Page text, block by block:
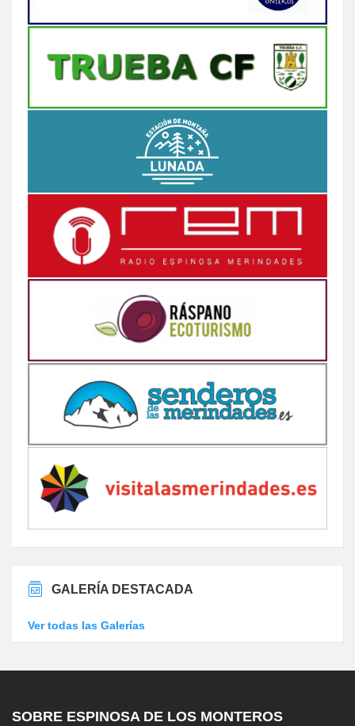
GALERÍA DESTACADA
Ver todas las Galerías
SOBRE ESPINOSA DE LOS MONTEROS